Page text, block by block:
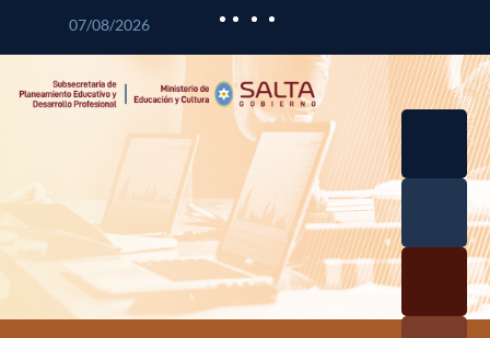
07/08/2026
Curricul
Profesio
a